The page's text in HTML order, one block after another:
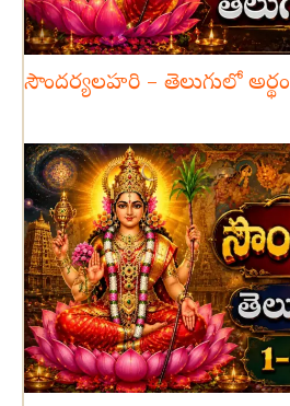
సౌందర్యలహరి – తెలుగులో అర్థం